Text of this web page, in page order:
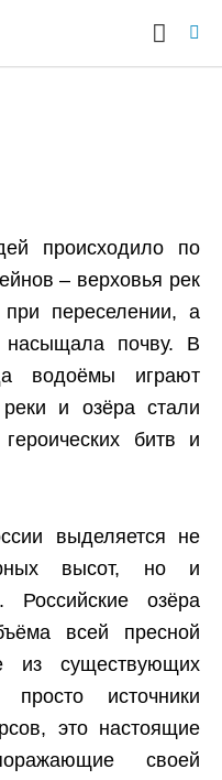
происходило по
– верховья рек
переселении, а
почву. В
водоёмы играют
и озёра стали
битв и
выделяется не
высот, но и
Российские озёра
всей пресной
из существующих
источники
это настоящие
своей